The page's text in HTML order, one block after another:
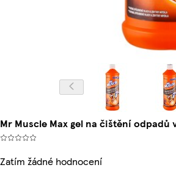
Mr Muscle Max gel na čištění
Zatím žádné hodnocení